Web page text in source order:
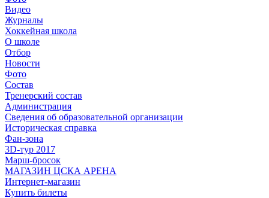
Видео
Журналы
Хоккейная школа
О школе
Отбор
Новости
Фото
Состав
Тренерский состав
Администрация
Сведения об образовательной организации
Историческая справка
Фан-зона
3D-тур 2017
Марш-бросок
МАГАЗИН ЦСКА АРЕНА
Интернет-магазин
Купить билеты